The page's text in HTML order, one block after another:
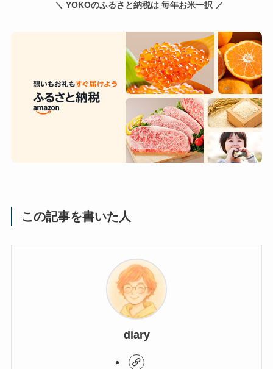
＼ YOKOのふるさと納税は 毎年お米一択 ／
この記事を書いた人
diary